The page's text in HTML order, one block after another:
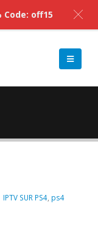
IPTV SUR PS4 ps4
Code: off15